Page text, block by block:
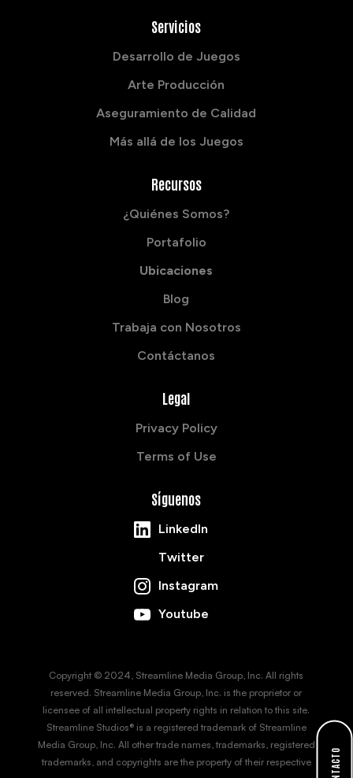
Servicios
Desarrollo de Juegos
Arte Producción
Aseguramiento de Calidad
Más allá de los Juegos
Recursos
¿Quiénes Somos?
Portafolio
Ubicaciones
Blog
Trabaja con Nosotros
Contáctanos
Legal
Privacy Policy
Terms of Use
Síguenos
LinkedIn
Twitter
Instagram
Youtube
Copyright © 2024, Streamline Media Group, Inc. All rights
reserved. Streamline Media Group, Inc. is the proprietor or
licensee of all intellectual property rights in relation to this site.
Streamline Studios® is a registered trademark of Streamline
Media Group, Inc. All other trade names, trademarks, registered
trademarks, and copyrights are the property of their respective